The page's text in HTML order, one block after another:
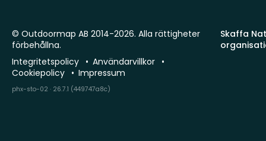
Skaffa
© Outdoormap AB 2014-2026. Alla rättigheter
förbehållna.
Integritetspolicy
Användarvillkor
Cookiepolicy
Impressum
phx-sto-02 · 26.7.1 (449747a8c)